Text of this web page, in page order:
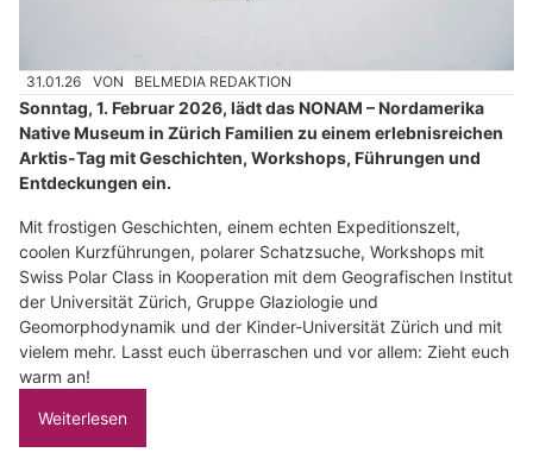
31.01.26 VON BELMEDIA REDAKTION
Sonntag, 1. Februar 2026, lädt das NONAM – Nordamerika
Native Museum in Zürich Familien zu einem erlebnisreichen
Arktis-Tag mit Geschichten, Workshops, Führungen und
Entdeckungen ein.
Mit frostigen Geschichten, einem echten Expeditionszelt,
coolen Kurzführungen, polarer Schatzsuche, Workshops mit
Swiss Polar Class in Kooperation mit dem Geografischen Institut
der Universität Zürich, Gruppe Glaziologie und
Geomorphodynamik und der Kinder-Universität Zürich und mit
vielem mehr. Lasst euch überraschen und vor allem: Zieht euch
warm an!
Weiterlesen